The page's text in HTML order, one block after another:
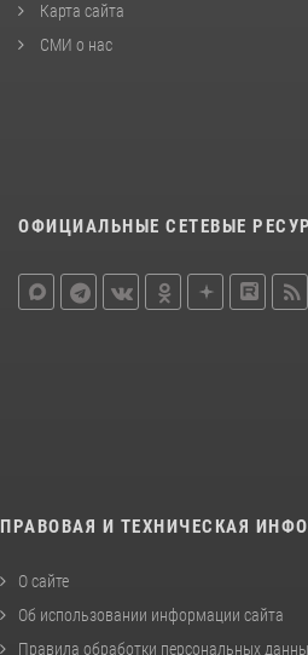
Карта сайта
СМИ о нас
ОФИЦИАЛЬНЫЕ СЕТЕВЫЕ
ПРАВОВАЯ И ТЕХНИЧЕСКАЯ
О сайте
Об использовании информации сайта
Правила обработки персональных